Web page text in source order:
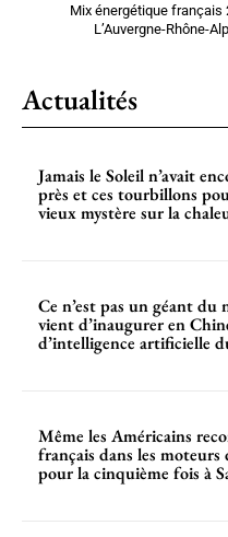
Mix énergétique français
L’Auvergne-Rhône-
Actualités
Jamais le Soleil n’avait
près et ces tourbillons
vieux mystère sur la
Ce n’est pas un géant
vient d’inaugurer en
d’intelligence artificielle
Même les Américains
français dans les
pour la cinquième fois à